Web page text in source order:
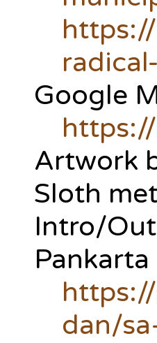
Google
Artwork
Sloth
Intro/
Pankarta
dan/